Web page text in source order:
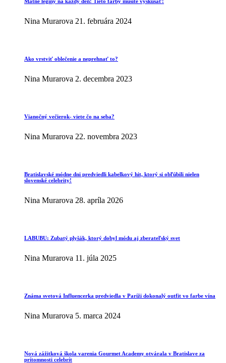
Nina Murarova 21. februára 2024
Ako vrstviť oblečenie a neprehnať to?
Nina Murarova 2. decembra 2023
Vianočný večierok- viete čo na seba?
Nina Murarova 22. novembra 2023
Bratislavské módne dni predviedli kabelkový hit, ktorý si obľúbili nielen
slovenské celebrity!
Nina Murarova 28. apríla 2026
LABUBU: Zubatý plyšák, ktorý dobyl módu aj zberateľský svet
Nina Murarova 11. júla 2025
Známa svetová Influencerka predviedla v Paríži dokonalý outfit vo farbe vína
Nina Murarova 5. marca 2024
Nová zážitková škola varenia Gourmet Academy otvárala v Bratislave za
prítomnosti celebrít